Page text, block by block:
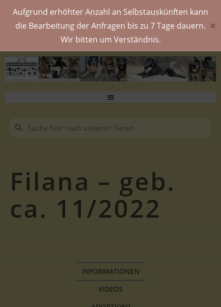
Aufgrund erhöhter Anzahl an Selbstauskünften kann
die Bearbeitung der Anfragen bis zu 7 Tage dauern.
Wir bitten um Verständnis.
✕
Filana – geb.
ca. 11/2022
INFORMATIONEN
VIDEOS